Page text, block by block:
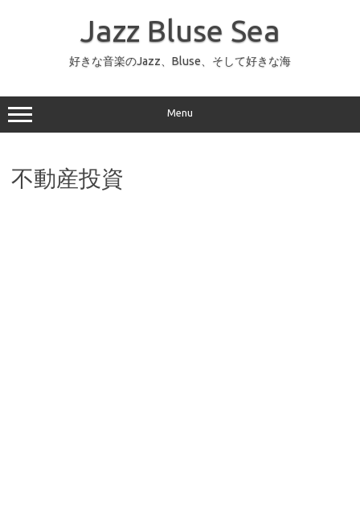
ッ
プ
Jazz Bluse Sea
好きな音楽のJazz、Bluse、そして好きな海
Menu
不動産投資